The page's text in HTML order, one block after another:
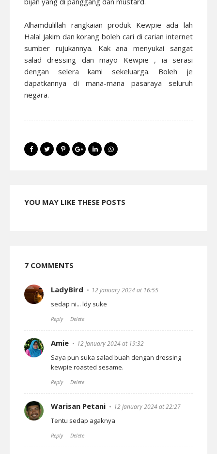
Alhamdulillah rangkaian produk Kewpie ada lah
Halal Jakim dan korang boleh cari di carian internet
sumber rujukannya. Kak ana menyukai sangat
salad dressing dan mayo Kewpie , ia serasi
dengan selera kami sekeluarga. Boleh je
dapatkannya di mana-mana pasaraya seluruh
negara.
YOU MAY LIKE THESE POSTS
7 COMMENTS
LadyBird 12 January 2024 at 16:55
sedap ni... ldy suke
Reply Delete
Amie 12 January 2024 at 19:32
Saya pun suka salad buah dengan dressing
kewpie roasted sesame.
Reply Delete
Warisan Petani 12 January 2024 at 22:27
Tentu sedap agaknya
Reply Delete